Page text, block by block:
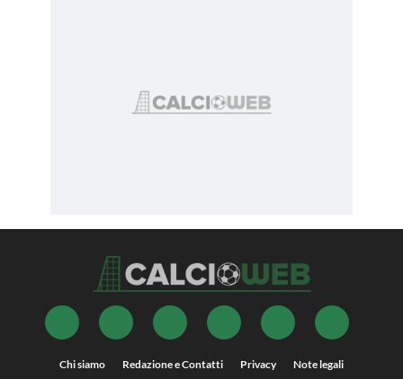
Chi siamo Redazione e Contatti Privacy Note legali